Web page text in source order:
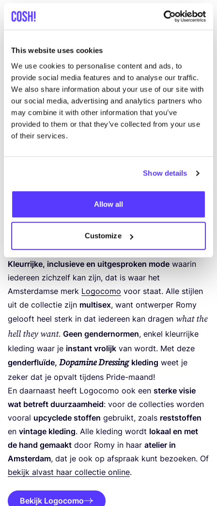
This website uses cookies
We use cookies to personalise content and ads, to
provide social media features and to analyse our traffic.
We also share information about your use of our site with
our social media, advertising and analytics partners who
may combine it with other information that you’ve
provided to them or that they’ve collected from your use
of their services.
Show details
Allow all
Customize
Ontdek meer items van Remesalt
GEN­DER­FLU­Ï­DE MODE IN AMSTERDAM
Kleur­rij­ke, inclu­sie­ve en uit­ge­spro­ken mode waar­in
ieder­een zich­zelf kan zijn, dat is waar het
Amster­dam­se merk Logo­co­mo voor staat. Alle stij­len
uit de col­lec­tie zijn mul­tisex, want ont­wer­per Romy
gelooft heel sterk in dat ieder­een kan dra­gen what the
hell they want. Geen gen­der­nor­men, enkel kleur­rij­ke
kle­ding waar je instant vro­lijk van wordt. Met deze
gen­der­flu­ï­de, Dop­ami­ne Dres­sing kle­ding weet je
zeker dat je opvalt tij­dens Pride-maand!
En daar­naast heeft Logo­co­mo ook een ster­ke visie
wat betreft duur­zaam­heid: voor de col­lec­ties wor­den
voor­al upcy­cle­de stof­fen gebruikt, zoals rest­stof­fen
en vin­ta­ge kle­ding. Alle kle­ding wordt lokaal en met
de hand gemaakt door Romy in haar ate­lier in
Amster­dam, dat je ook op afspraak kunt bezoe­ken. Of
bekijk alvast haar col­lec­tie onli­ne.
Bekijk Logocomo